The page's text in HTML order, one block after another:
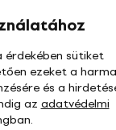
érdekében sütiket
ezeket a
és a
az adatvédelmi
Ft -tól